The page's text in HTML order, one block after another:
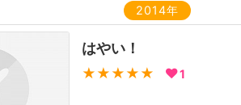
2014年
はやい！
★★★★★ 1